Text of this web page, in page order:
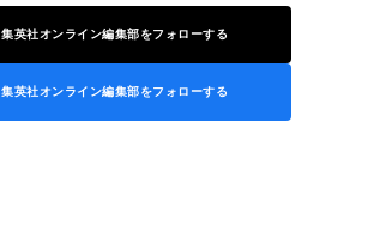
集英社オンライン編集部をフォローする
集英社オンライン編集部をフォローする